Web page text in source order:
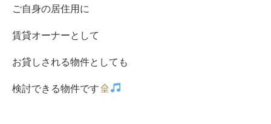
ご自身の居住用に
賃貸オーナーとして
お貸しされる物件としても
検討できる物件です